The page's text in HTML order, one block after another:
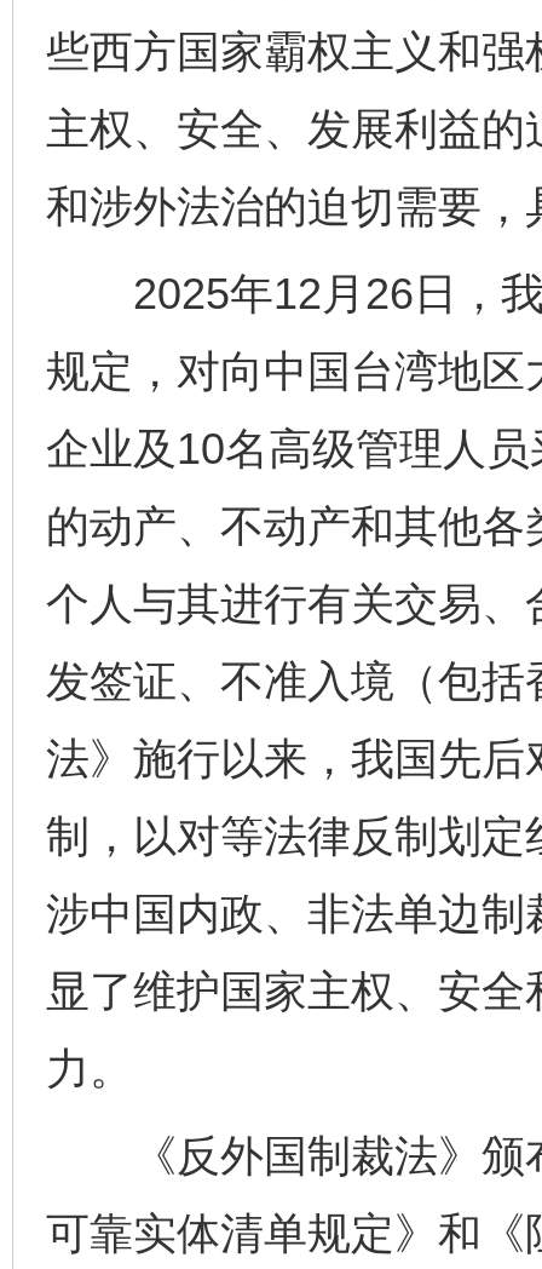
些西方国家霸权主义和
主权、安全、发展利益
和涉外法治的迫切需要
2025年12月26日，我
规定，对向中国台湾地
企业及10名高级管理人
的动产、不动产和其他
个人与其进行有关交易
发签证、不准入境（包
法》施行以来，我国先
制，以对等法律反制划
涉中国内政、非法单边
显了维护国家主权、安
力。
《反外国制裁法》颁
可靠实体清单规定》和